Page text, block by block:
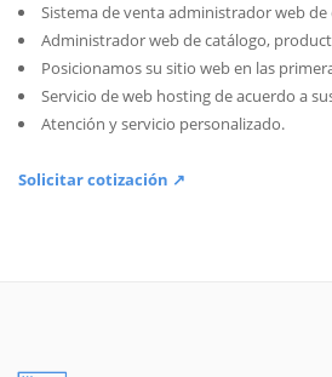
Sistema de venta administrador web de
Administrador web de catálogo,
Posicionamos su sitio web en las
Servicio de web hosting de acuerdo a
Atención y servicio personalizado.
Solicitar cotización ↗